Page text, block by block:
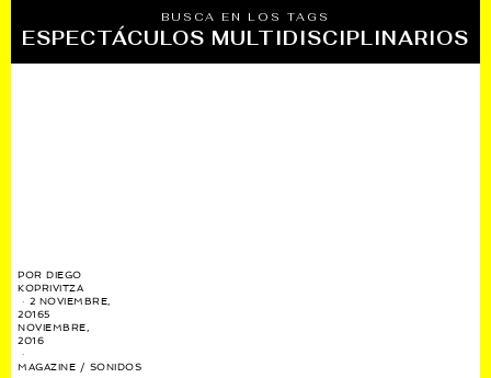
BUSCA EN LOS TAGS
ESPECTÁCULOS MULTIDISCIPLINARIOS
PORDIEGO
KOPRIVITZA
2 NOVIEMBRE,
20165
NOVIEMBRE,
2016
MAGAZINE / SONIDOS